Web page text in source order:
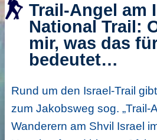
Trail-Angel am
National Trail:
mir, was das
bedeutet…
Rund um den Israel-Trail
zum Jakobsweg sog. „Trail-
Wanderern am Shvil Israel